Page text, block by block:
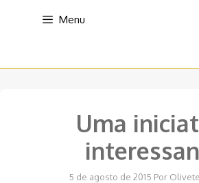
Menu
Uma
5 de agosto de 2015 Por